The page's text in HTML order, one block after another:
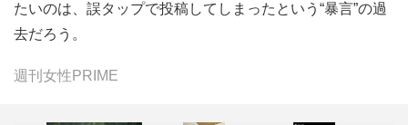
たいのは、誤タップで投稿してしまったという“暴言”の過
去だろう。
週刊女性PRIME